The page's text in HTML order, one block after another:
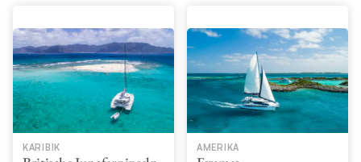
KARIBIK AMERIKA